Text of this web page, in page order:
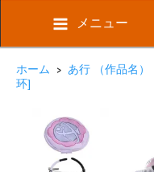
メニュー
ホーム > あ行 （作品名）
环]